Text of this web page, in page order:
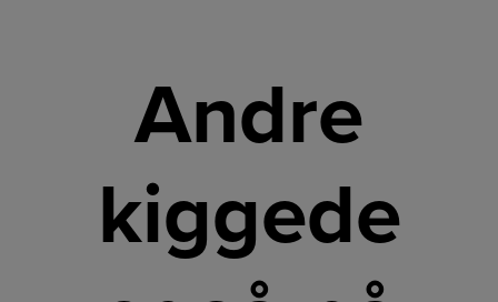
Andre
kiggede